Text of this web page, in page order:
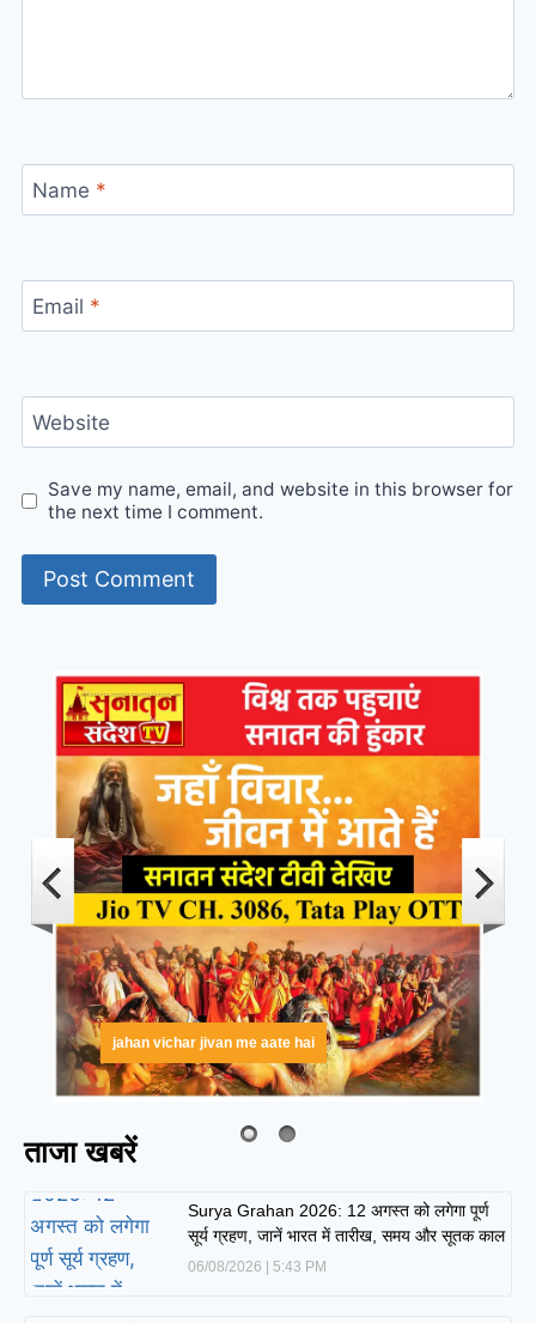
Name *
Email *
Website
Save my name, email, and website in this browser for
the next time I comment.
jahan vichar jivan me aate hai
ताजा खबरें
Surya Grahan 2026: 12 अगस्त को लगेगा पूर्ण
सूर्य ग्रहण, जानें भारत में तारीख, समय और सूतक काल
06/08/2026 5:43 PM